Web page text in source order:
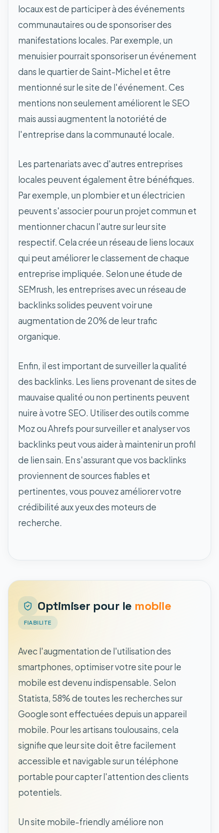
locaux est de participer à des événements
communautaires ou de sponsoriser des
manifestations locales. Par exemple, un
menuisier pourrait sponsoriser un événement
dans le quartier de Saint-Michel et être
mentionné sur le site de l'événement. Ces
mentions non seulement améliorent le SEO
mais aussi augmentent la notoriété de
l'entreprise dans la communauté locale.
Les partenariats avec d'autres entreprises
locales peuvent également être bénéfiques.
Par exemple, un plombier et un électricien
peuvent s'associer pour un projet commun et
mentionner chacun l'autre sur leur site
respectif. Cela crée un réseau de liens locaux
qui peut améliorer le classement de chaque
entreprise impliquée. Selon une étude de
SEMrush, les entreprises avec un réseau de
backlinks solides peuvent voir une
augmentation de 20% de leur trafic
organique.
Enfin, il est important de surveiller la qualité
des backlinks. Les liens provenant de sites de
mauvaise qualité ou non pertinents peuvent
nuire à votre SEO. Utiliser des outils comme
Moz ou Ahrefs pour surveiller et analyser vos
backlinks peut vous aider à maintenir un profil
de lien sain. En s'assurant que vos backlinks
proviennent de sources fiables et
pertinentes, vous pouvez améliorer votre
crédibilité aux yeux des moteurs de
recherche.
Optimiser pour le mobile
FIABILITE
Avec l'augmentation de l'utilisation des
smartphones, optimiser votre site pour le
mobile est devenu indispensable. Selon
Statista, 58% de toutes les recherches sur
Google sont effectuées depuis un appareil
mobile. Pour les artisans toulousains, cela
signifie que leur site doit être facilement
accessible et navigable sur un téléphone
portable pour capter l'attention des clients
potentiels.
Un site mobile-friendly améliore non